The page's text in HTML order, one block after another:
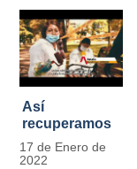
Así
recuperamos
las bancas del
Park Way
17 de Enero de
2022